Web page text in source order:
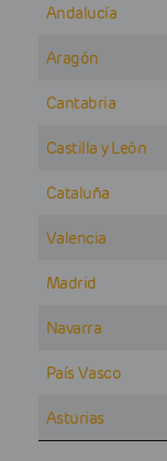
Andalucía
Aragón
Cantabria
Castilla y León
Cataluña
Valencia
Madrid
Navarra
País Vasco
Asturias